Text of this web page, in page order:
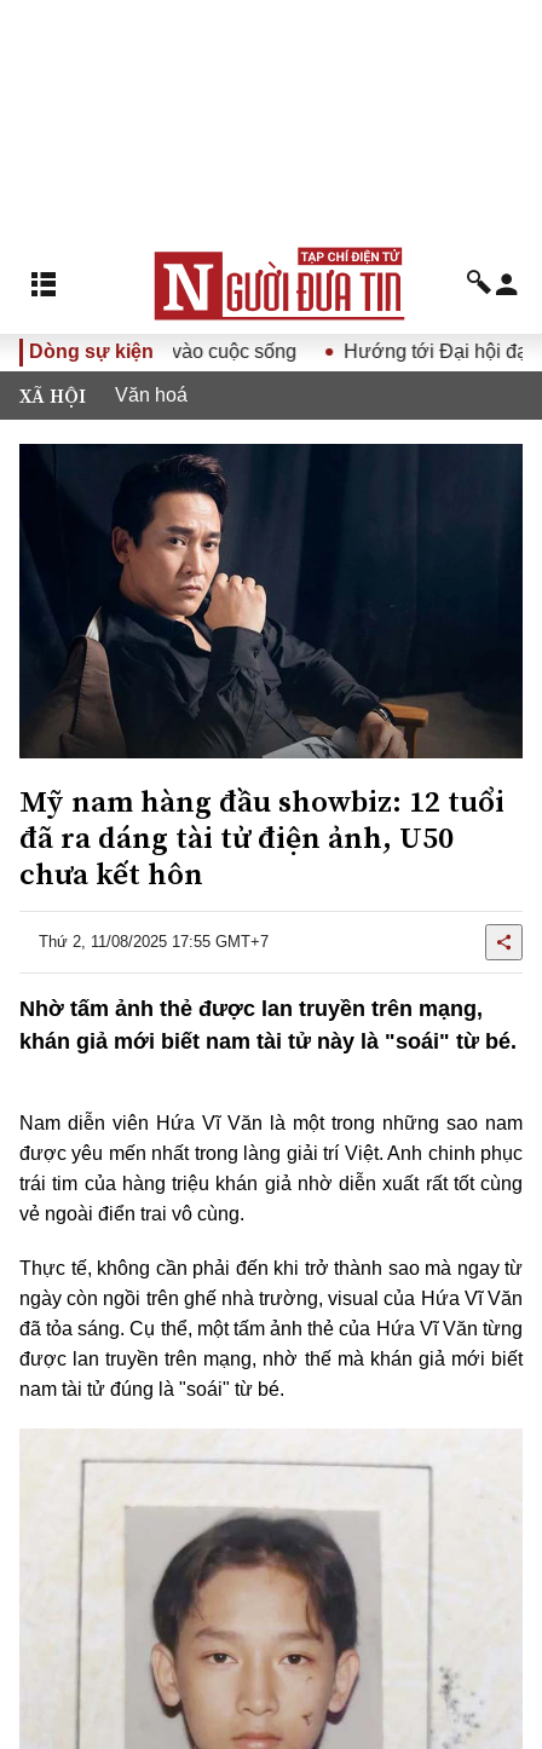
Dòng sự kiện
vào cuộc sống Hướng tới Đại hội đại biểu toàn quốc
XÃ HỘI Văn hoá
Mỹ nam hàng đầu showbiz: 12 tuổi
đã ra dáng tài tử điện ảnh, U50
chưa kết hôn
Thứ 2, 11/08/2025 17:55 GMT+7
Nhờ tấm ảnh thẻ được lan truyền trên mạng,
khán giả mới biết nam tài tử này là "soái" từ bé.
Nam diễn viên Hứa Vĩ Văn là một trong những sao nam
được yêu mến nhất trong làng giải trí Việt. Anh chinh phục
trái tim của hàng triệu khán giả nhờ diễn xuất rất tốt cùng
vẻ ngoài điển trai vô cùng.
Thực tế, không cần phải đến khi trở thành sao mà ngay từ
ngày còn ngồi trên ghế nhà trường, visual của Hứa Vĩ Văn
đã tỏa sáng. Cụ thể, một tấm ảnh thẻ của Hứa Vĩ Văn từng
được lan truyền trên mạng, nhờ thế mà khán giả mới biết
nam tài tử đúng là "soái" từ bé.